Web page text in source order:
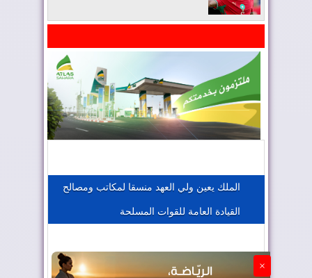
المغرب يعزز موقعه في صناعة الطيران
الجزائر تستسلم لفرنسا
الملك يعين ولي العهد منسقا لمكاتب ومصالح
القيادة العامة للقوات المسلحة
×